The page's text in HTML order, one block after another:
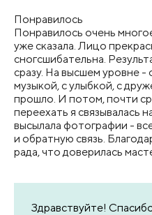
Понравилось
Понравилось очень
уже сказала. Лицо
сногсшибательна.
сразу. На высшем уровне
музыкой, с улыбкой, с
прошло. И потом, почти
переехать я связывалась
высылала фотографии -
и обратную связь.
рада, что доверилась
Здравствуйте!